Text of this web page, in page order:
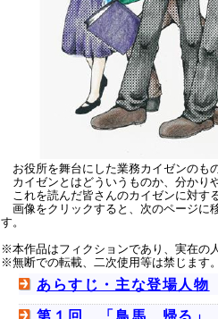
お役所を舞台にした業務カイゼンのも
カイゼンとはどういうものか、分かり
これを読んだ皆さんのカイゼンに対す
画像をクリックすると、次のページに
す。
※本作品はフィクションであり、実在の
※無断での転載、二次使用等は禁じます。
あらすじ・主な登場人物
第１回 「鳥馬、帰る」